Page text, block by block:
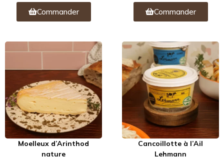
Commander Commander
Moelleux d’Arinthod
nature
Cancoillotte à l’Ail
Lehmann